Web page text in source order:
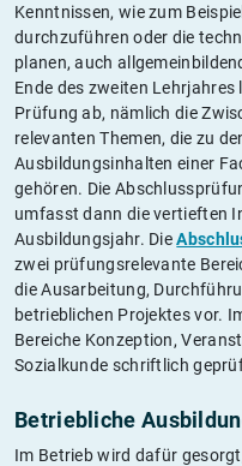
Kenntnissen, wie zum
durchzuführen oder die
planen, auch
Ende des zweiten
Prüfung ab, nämlich die
relevanten Themen, die zu
Ausbildungsinhalten einer
gehören. Die
umfasst dann die vertieften
Ausbildungsjahr. Die
zwei prüfungsrelevante
die Ausarbeitung,
betrieblichen Projektes vor.
Bereiche Konzeption,
Sozialkunde schriftlich
Betriebliche
Im Betrieb wird dafür